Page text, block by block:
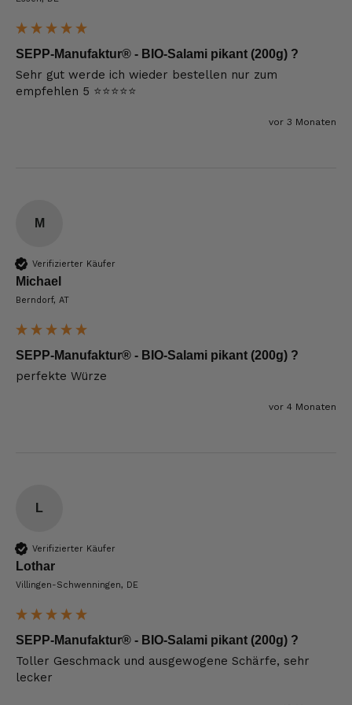
SEPP-Manufaktur® - BIO-Salami pikant (200g) ?
Sehr gut werde ich wieder bestellen nur zum
empfehlen 5 ⭐️⭐️⭐️⭐️⭐️
vor 3 Monaten
M
Verifizierter Käufer
Michael
Berndorf, AT
SEPP-Manufaktur® - BIO-Salami pikant (200g) ?
perfekte Würze
vor 4 Monaten
L
Verifizierter Käufer
Lothar
Villingen-Schwenningen, DE
SEPP-Manufaktur® - BIO-Salami pikant (200g) ?
Toller Geschmack und ausgewogene Schärfe, sehr
lecker